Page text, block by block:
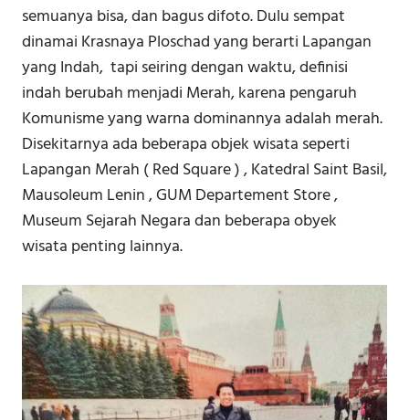
semuanya bisa, dan bagus difoto. Dulu sempat
dinamai Krasnaya Ploschad yang berarti Lapangan
yang Indah, tapi seiring dengan waktu, definisi
indah berubah menjadi Merah, karena pengaruh
Komunisme yang warna dominannya adalah merah.
Disekitarnya ada beberapa objek wisata seperti
Lapangan Merah ( Red Square ) , Katedral Saint Basil,
Mausoleum Lenin , GUM Departement Store ,
Museum Sejarah Negara dan beberapa obyek
wisata penting lainnya.